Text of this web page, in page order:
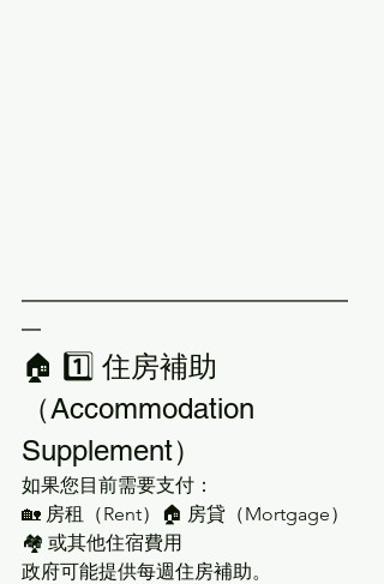
━━━━━━━━━━━━━━━━━
━
🏠 1️⃣ 住房補助
（Accommodation
Supplement）
如果您目前需要支付：
🏡 房租（Rent）🏠 房貸（Mortgage）
🏘️ 或其他住宿費用
政府可能提供每週住房補助。